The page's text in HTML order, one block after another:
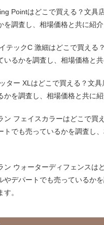
Pointはどこで買える？文具
を調査し、相場価格と共に紹介
テックC 激細はどこで買える
いるかを調査し、相場価格と共
ター XLはどこで買える？文
かを調査し、相場価格と共に紹
ン フェイスカラーはどこで買
トでも売っているかを調査し
ン ウォーターディフェンスは
やデパートでも売っているか
。